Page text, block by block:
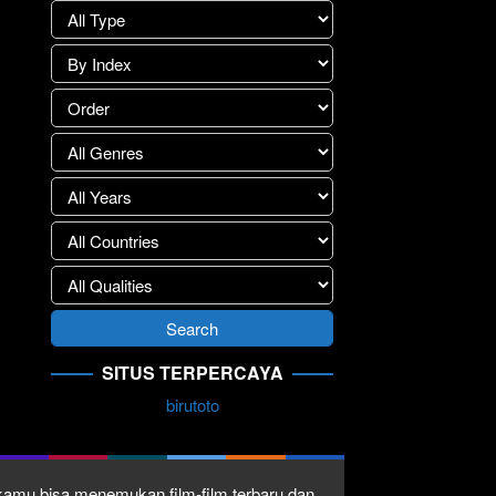
SITUS TERPERCAYA
birutoto